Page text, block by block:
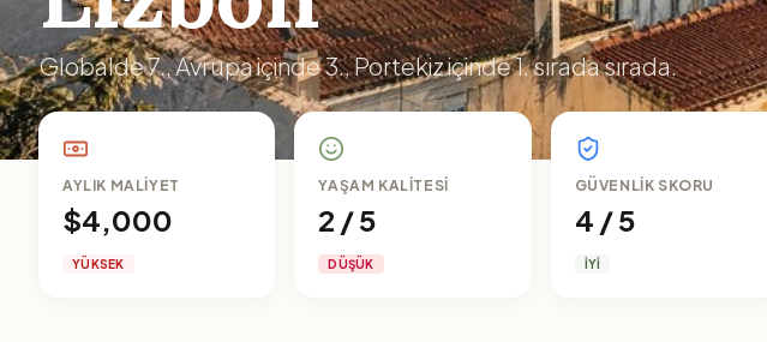
Globalde 7., Avrupa içinde 3., Portekiz içinde 1. sırada sırada.
AYLIK MALIYET
$4,000
YÜKSEK
YAŞAM KALITESI
2 / 5
DÜŞÜK
GÜVENLIK SKORU
4 / 5
İYI